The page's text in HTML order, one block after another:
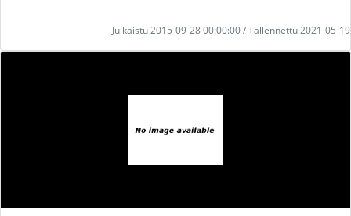
Julkaistu 2015-09-28 00:00:00 / Tallennettu 2021-05-19